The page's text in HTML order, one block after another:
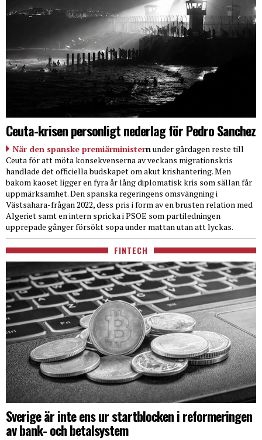
Ceuta-krisen personligt nederlag för Pedro Sanchez
När den spanske premiärministernunder gårdagen reste till
Ceuta för att möta konsekvenserna av veckans migrationskris
handlade det officiella budskapet om akut krishantering. Men
bakom kaoset ligger en fyra år lång diplomatisk kris som sällan får
uppmärksamhet. Den spanska regeringens omsvängning i
Västsahara-frågan 2022, dess pris i form av en brusten relation med
Algeriet samt en intern spricka i PSOE som partiledningen
upprepade gånger försökt sopa under mattan utan att lyckas.
FINTECH
Sverige är inte ens ur startblocken i reformeringen
av bank- och betalsystem